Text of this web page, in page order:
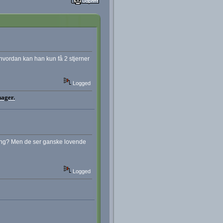
kan han kun få 2 stjerner
Logged
Men de ser ganske lovende
Logged